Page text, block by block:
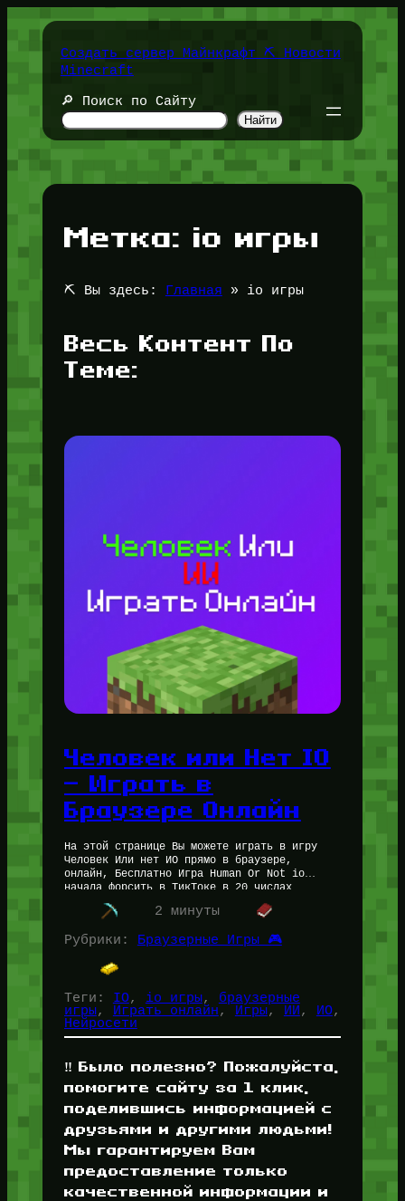
содержимомуСоздать сервер Майнкрафт ⛏️ Новости
Minecraft
🔎 Поиск по Сайту
Найти
Метка: io игры
⛏️ Вы здесь: Главная » io игры
Весь Контент По
Теме:
Человек или Нет IO
— Играть в
Браузере Онлайн
На этой странице Вы можете играть в игру
Человек Или нет ИО прямо в браузере,
онлайн, Бесплатно Игра Human Or Not io
начала форсить в ТикТоке в 20 числах
Апреля…
2 минуты
Рубрики: Браузерные Игры 🎮
Теги: IO, io игры, браузерные
игры, Играть онлайн, Игры, ИИ , ИО
Нейросети
‼️ Было полезно? Пожалуйста,
помогите сайту за 1 клик,
поделившись информацией с
друзьями и другими людьми!
Мы гарантируем Вам
предоставление только
качественной информации и